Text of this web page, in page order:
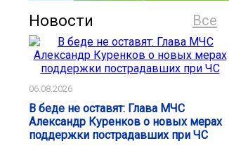
Все
Новости
06.08.2026
В беде не оставят: Глава МЧС
Александр Куренков о новых мерах
поддержки пострадавших при ЧС